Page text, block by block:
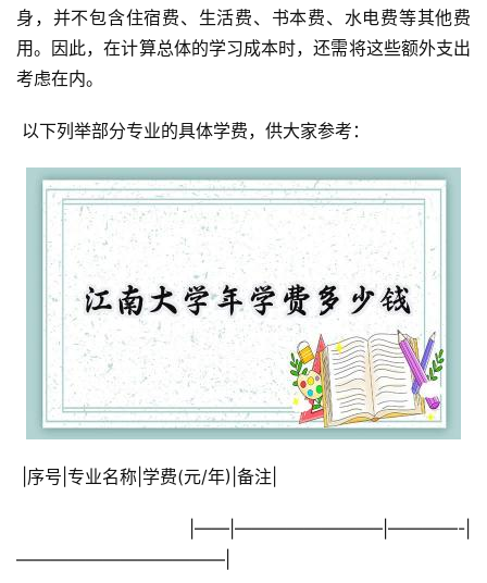
身，并不包含住宿费、生活费、书本费、水电费等其他费
用。因此，在计算总体的学习成本时，还需将这些额外支出
考虑在内。
以下列举部分专业的具体学费，供大家参考：
|序号|专业名称|学费(元/年)|备注|
————————————|